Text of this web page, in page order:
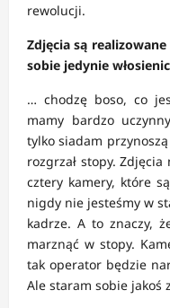
rewolucji.
Zdjęcia są
sobie jedynie
… chodzę boso, co
mamy bardzo
tylko siadam
rozgrzał stopy.
cztery kamery, które
nigdy nie jesteśmy w
kadrze. A to znaczy,
marznąć w stopy.
tak operator będzie
Ale staram sobie jakoś